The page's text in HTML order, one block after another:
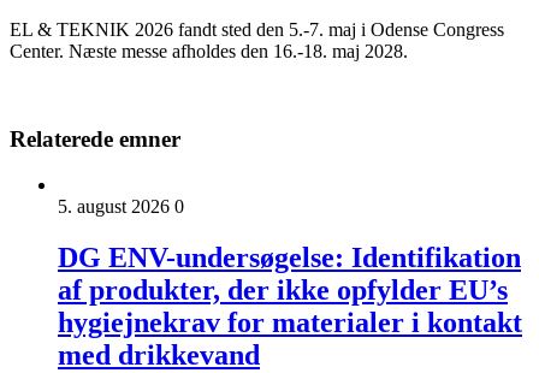
EL & TEKNIK 2026 fandt sted den 5.-7. maj i Odense Congress
Center. Næste messe afholdes den 16.-18. maj 2028.
Relaterede emner
5. august 2026 0
DG ENV-undersøgelse: Identifikation
af produkter, der ikke opfylder EU’s
hygiejnekrav for materialer i kontakt
med drikkevand